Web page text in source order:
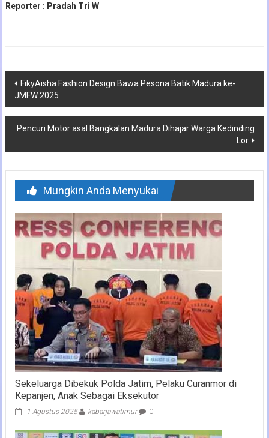
Reporter : Pradah Tri W
Navigasi
pos
FikyAisha Fashion Design Bawa Pesona Batik Madura ke-
JMFW 2025
Pencuri Motor asal Bangkalan Madura Dihajar Warga Kedinding
Lor
Mungkin Anda Menyukai
Sekeluarga Dibekuk Polda Jatim, Pelaku Curanmor di
Kepanjen, Anak Sebagai Eksekutor
1 Agustus 2025 kabarjawatimur 0